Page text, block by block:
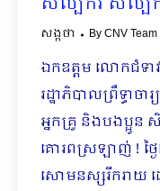
សង្កថា ByCNV Team
ឯកឧត្តម លោកជំទា
រដ្ឋាភិបាលព្រឹទ្ធាច
អ្នកគ្រូ និងបងប្អូ
គោរពស្រឡាញ់ ! ថ្ងៃ
សោមនស្សរីករាយ ដ